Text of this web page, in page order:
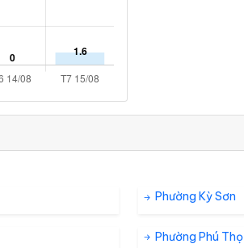
Phường Kỳ Sơn
Phường Phú Thọ